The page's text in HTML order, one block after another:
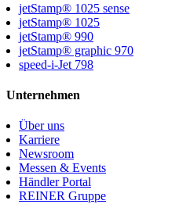
jetStamp® 1025 sense
jetStamp® 1025
jetStamp® 990
jetStamp® graphic 970
speed-i-Jet 798
Unternehmen
Über uns
Karriere
Newsroom
Messen & Events
Händler Portal
REINER Gruppe